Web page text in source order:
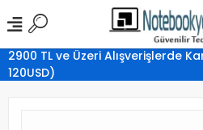
2900 TL ve Üzeri Alışverişlerde
120USD)